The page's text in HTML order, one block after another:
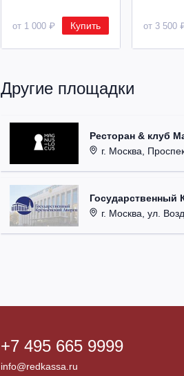
от 1 000 ₽ Купить от 3 500
Другие площадки
Ресторан & клуб
г. Москва,
Государственный
г. Москва, ул.
+7 495 665 9999
info@redkassa.ru